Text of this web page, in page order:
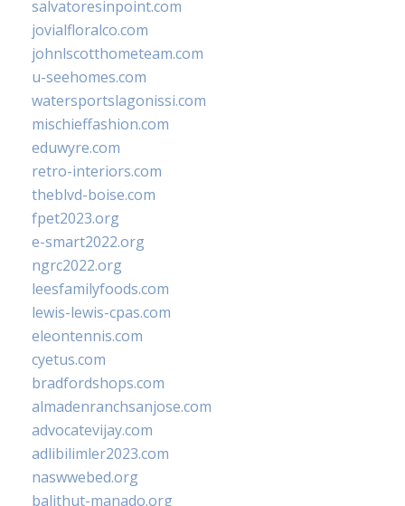
salvatoresinpoint.com
jovialfloralco.com
johnlscotthometeam.com
u-seehomes.com
watersportslagonissi.com
mischieffashion.com
eduwyre.com
retro-interiors.com
theblvd-boise.com
fpet2023.org
e-smart2022.org
ngrc2022.org
leesfamilyfoods.com
lewis-lewis-cpas.com
eleontennis.com
cyetus.com
bradfordshops.com
almadenranchsanjose.com
advocatevijay.com
adlibilimler2023.com
naswwebed.org
balithut-manado.org